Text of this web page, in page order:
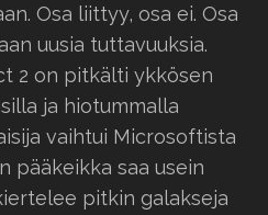
Osa liittyy, osa ei. Osa
uusia tuttavuuksia.
2 on pitkälti ykkösen
ja hiotummalla
vaihtui Microsoftista
pääkeikka saa usein
pitkin galakseja